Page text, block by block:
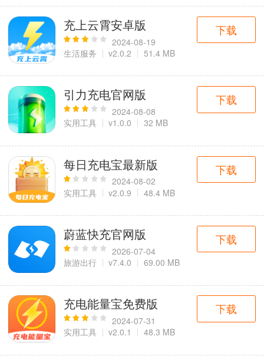
充上云霄安卓版
2024-08-19
生活服务
v2.0.2 51.4 MB
下载
引力充电官网版
2024-08-08
实用工具
v1.0.0 32 MB
下载
每日充电宝最新版
2024-08-02
实用工具
v2.0.9 48.4 MB
下载
蔚蓝快充官网版
2026-07-04
旅游出行
v7.4.0 69.00 MB
下载
充电能量宝免费版
2024-07-31
实用工具
v2.0.1 48.3 MB
下载